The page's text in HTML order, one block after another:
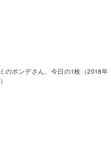
のポンデさん、今日の1枚（2018年